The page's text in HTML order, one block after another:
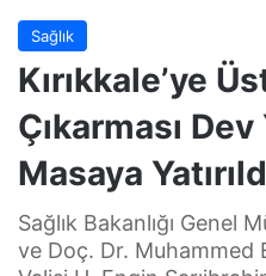
Sağlık
Kırıkkale’ye
Çıkarması Dev
Masaya
Sağlık Bakanlığı Genel
ve Doç. Dr. Muhammed